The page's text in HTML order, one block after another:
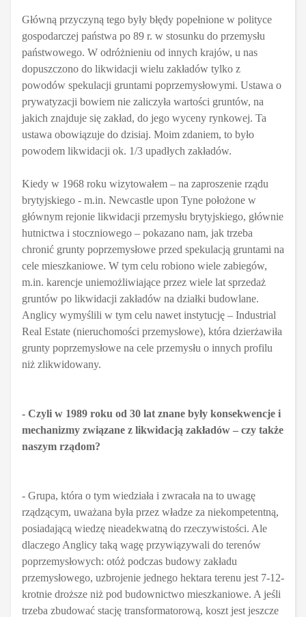
Główną przyczyną tego były błędy popełnione w polityce
gospodarczej państwa po 89 r. w stosunku do przemysłu
państwowego. W odróżnieniu od innych krajów, u nas
dopuszczono do likwidacji wielu zakładów tylko z
powodów spekulacji gruntami poprzemysłowymi. Ustawa o
prywatyzacji bowiem nie zaliczyła wartości gruntów, na
jakich znajduje się zakład, do jego wyceny rynkowej. Ta
ustawa obowiązuje do dzisiaj. Moim zdaniem, to było
powodem likwidacji ok. 1/3 upadłych zakładów.
Kiedy w 1968 roku wizytowałem – na zaproszenie rządu
brytyjskiego - m.in. Newcastle upon Tyne położone w
głównym rejonie likwidacji przemysłu brytyjskiego, głównie
hutnictwa i stoczniowego – pokazano nam, jak trzeba
chronić grunty poprzemysłowe przed spekulacją gruntami na
cele mieszkaniowe. W tym celu robiono wiele zabiegów,
m.in. karencje uniemożliwiające przez wiele lat sprzedaż
gruntów po likwidacji zakładów na działki budowlane.
Anglicy wymyślili w tym celu nawet instytucję – Industrial
Real Estate (nieruchomości przemysłowe), która dzierżawiła
grunty poprzemysłowe na cele przemysłu o innych profilu
niż zlikwidowany.
- Czyli w 1989 roku od 30 lat znane były konsekwencje i
mechanizmy związane z likwidacją zakładów – czy także
naszym rządom?
- Grupa, która o tym wiedziała i zwracała na to uwagę
rządzącym, uważana była przez władze za niekompetentną,
posiadającą wiedzę nieadekwatną do rzeczywistości. Ale
dlaczego Anglicy taką wagę przywiązywali do terenów
poprzemysłowych: otóż podczas budowy zakładu
przemysłowego, uzbrojenie jednego hektara terenu jest 7-12-
krotnie droższe niż pod budownictwo mieszkaniowe. A jeśli
trzeba zbudować stację transformatorową, koszt jest jeszcze